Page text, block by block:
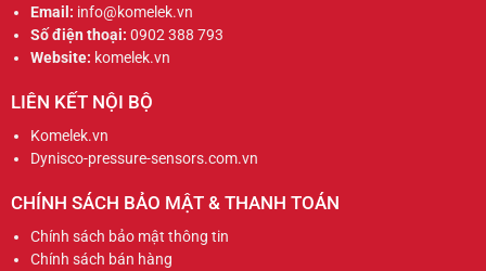
Email: info@komelek.vn
Số điện thoại: 0902 388 793
Website: komelek.vn
LIÊN KẾT NỘI BỘ
Komelek.vn
Dynisco-pressure-sensors.com.vn
CHÍNH SÁCH BẢO MẬT & THANH TOÁN
Chính sách bảo mật thông tin
Chính sách bán hàng